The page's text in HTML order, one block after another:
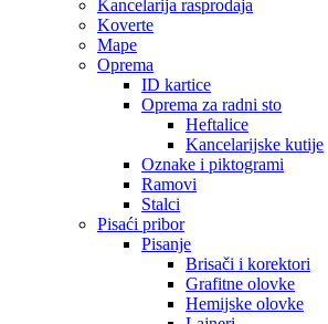
Kancelarija rasprodaja
Koverte
Mape
Oprema
ID kartice
Oprema za radni sto
Heftalice
Kancelarijske kutije
Oznake i piktogrami
Ramovi
Stalci
Pisaći pribor
Pisanje
Brisači i korektori
Grafitne olovke
Hemijske olovke